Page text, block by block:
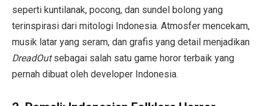
seperti kuntilanak, pocong, dan sundel bolong yang
terinspirasi dari mitologi Indonesia. Atmosfer mencekam,
musik latar yang seram, dan grafis yang detail menjadikan
DreadOutsebagai salah satu game horor terbaik yang
pernah dibuat oleh developer Indonesia.